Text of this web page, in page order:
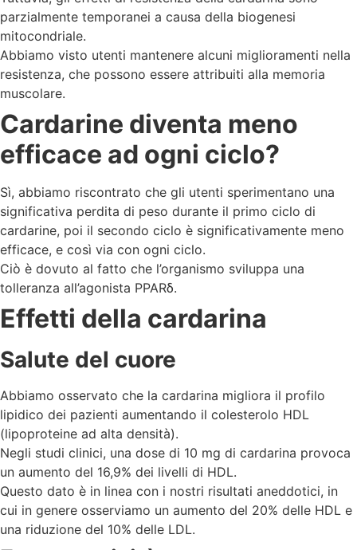
parzialmente temporanei a causa della biogenesi
mitocondriale.
Abbiamo visto utenti mantenere alcuni miglioramenti nella
resistenza, che possono essere attribuiti alla memoria
muscolare.
Cardarine diventa meno
efficace ad ogni ciclo?
Sì, abbiamo riscontrato che gli utenti sperimentano una
significativa perdita di peso durante il primo ciclo di
cardarine, poi il secondo ciclo è significativamente meno
efficace, e così via con ogni ciclo.
Ciò è dovuto al fatto che l’organismo sviluppa una
tolleranza all’agonista PPARδ.
Effetti della cardarina
Salute del cuore
Abbiamo osservato che la cardarina migliora il profilo
lipidico dei pazienti aumentando il colesterolo HDL
(lipoproteine ad alta densità).
Negli studi clinici, una dose di 10 mg di cardarina provoca
un aumento del 16,9% dei livelli di HDL.
Questo dato è in linea con i nostri risultati aneddotici, in
cui in genere osserviamo un aumento del 20% delle HDL e
una riduzione del 10% delle LDL.